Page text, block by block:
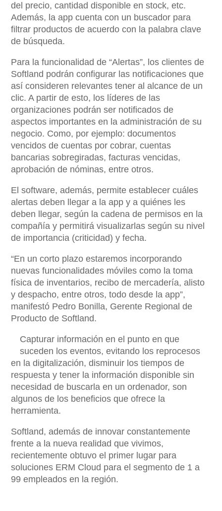
del precio, cantidad disponible en stock, etc.
Además, la app cuenta con un buscador para
filtrar productos de acuerdo con la palabra clave
de búsqueda.
Para la funcionalidad de “Alertas”, los clientes de
Softland podrán configurar las notificaciones que
así consideren relevantes tener al alcance de un
clic. A partir de esto, los líderes de las
organizaciones podrán ser notificados de
aspectos importantes en la administración de su
negocio. Como, por ejemplo: documentos
vencidos de cuentas por cobrar, cuentas
bancarias sobregiradas, facturas vencidas,
aprobación de nóminas, entre otros.
El software, además, permite establecer cuáles
alertas deben llegar a la app y a quiénes les
deben llegar, según la cadena de permisos en la
compañía y permitirá visualizarlas según su nivel
de importancia (criticidad) y fecha.
“En un corto plazo estaremos incorporando
nuevas funcionalidades móviles como la toma
física de inventarios, recibo de mercadería, alisto
y despacho, entre otros, todo desde la app”,
manifestó Pedro Bonilla, Gerente Regional de
Producto de Softland.
Capturar información en el punto en que
suceden los eventos, evitando los reprocesos
en la digitalización, disminuir los tiempos de
respuesta y tener la información disponible sin
necesidad de buscarla en un ordenador, son
algunos de los beneficios que ofrece la
herramienta.
Softland, además de innovar constantemente
frente a la nueva realidad que vivimos,
recientemente obtuvo el primer lugar para
soluciones ERM Cloud para el segmento de 1 a
99 empleados en la región.